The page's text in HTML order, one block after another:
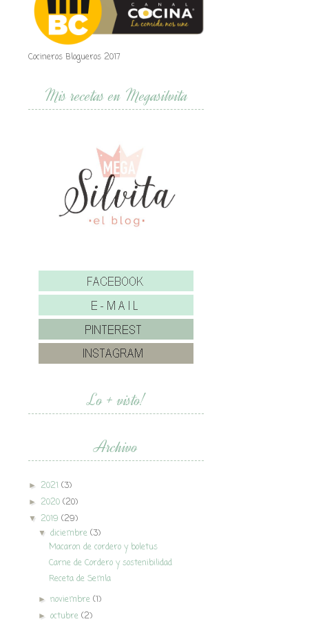
Cocineros Blogueros 2017
Mis recetas en Megasilvita
Lo + visto!
Archivo
► 2021 (3)
► 2020 (20)
▼ 2019 (29)
▼ diciembre (3)
Macaron de cordero y boletus
Carne de Cordero y sostenibilidad
Receta de Semla
►noviembre (1)
►octubre (2)